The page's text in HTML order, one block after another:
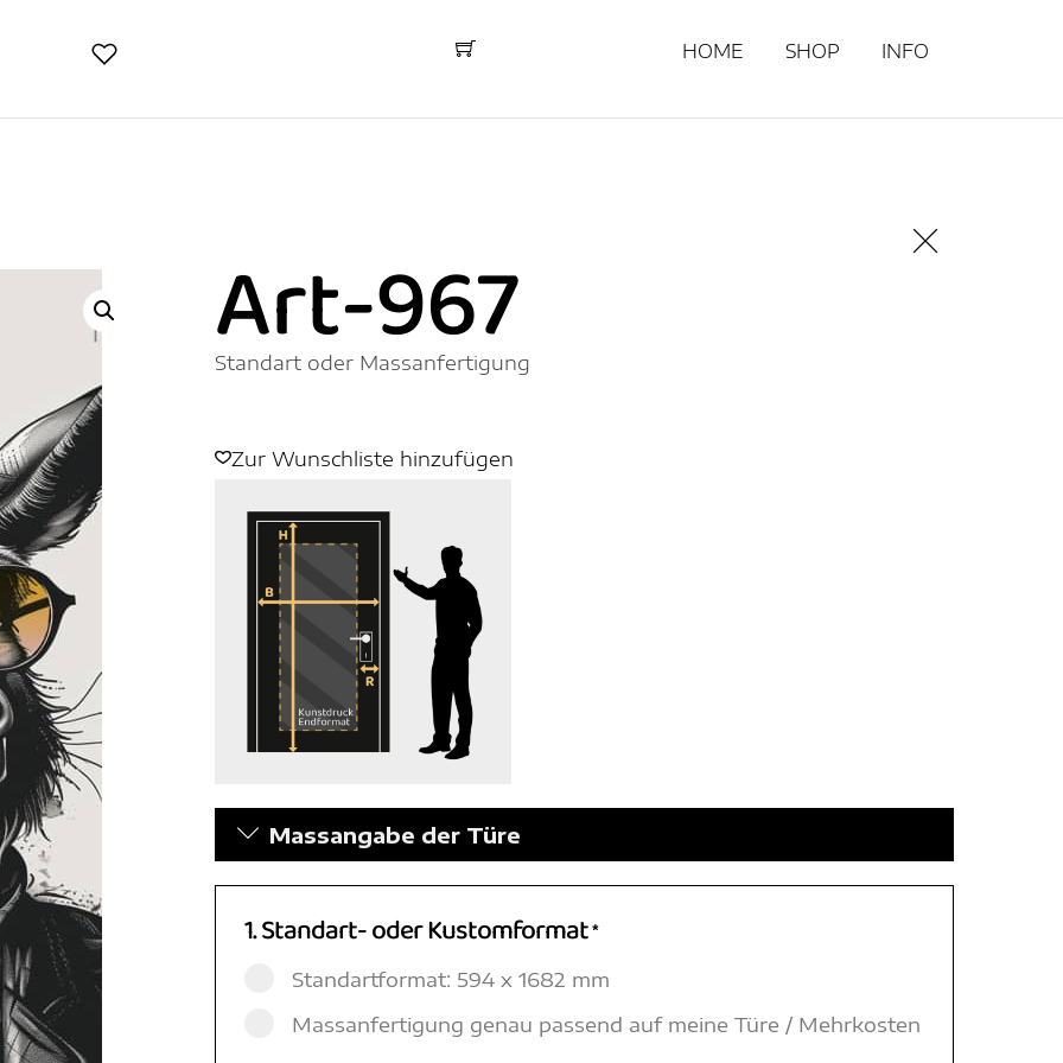
HOME SHOP INFO
Art-967
Standart oder Massanfertigung
Zur Wunschliste hinzufügen
Massangabe der Türe
1. Standart- oder Kustomformat*
Standartformat: 594 x 1682 mm
Massanfertigung genau passend auf meine Türe / Mehrkosten